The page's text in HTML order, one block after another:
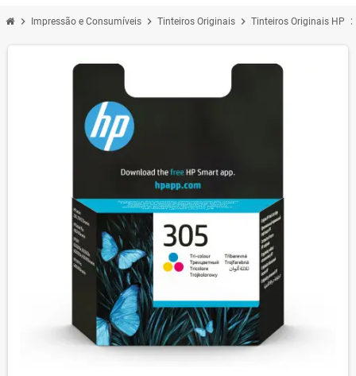
chevron_right Impressão e Consumíveis chevron_right Tinteiros Originais chevron_right Tinteiros Originais HP